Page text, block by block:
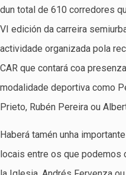
dun total de 610 corredores
VI edición da carreira
actividade organizada pola
CAR que contará coa
modalidade deportiva como
Prieto, Rubén Pereira ou
Haberá tamén unha
locais entre os que podemos